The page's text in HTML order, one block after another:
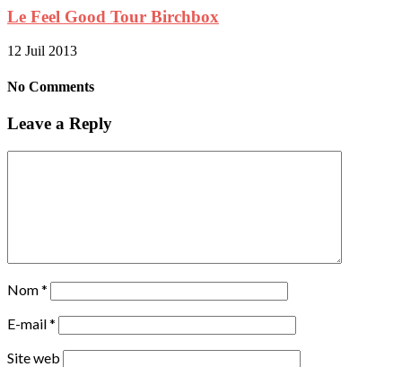
Le Feel Good Tour Birchbox
12 Juil 2013
No Comments
Leave a Reply
Nom*
E-mail*
Site web